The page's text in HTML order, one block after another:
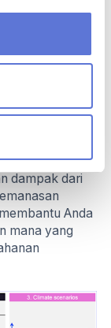
Hal ini
strategi
Anda
kondisi
dampak dari
Anda
mana yang